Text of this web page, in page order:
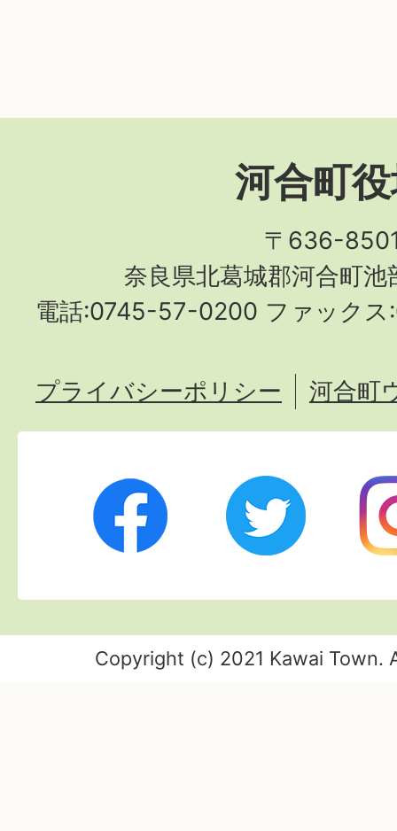
河合町
〒636-
奈良県北葛城郡河合町池
電話:0745-57-0200 ファック
Facebook Twitter
プライバシーポリシー 河合町
Copyright (c) 2021 Kawai Town.